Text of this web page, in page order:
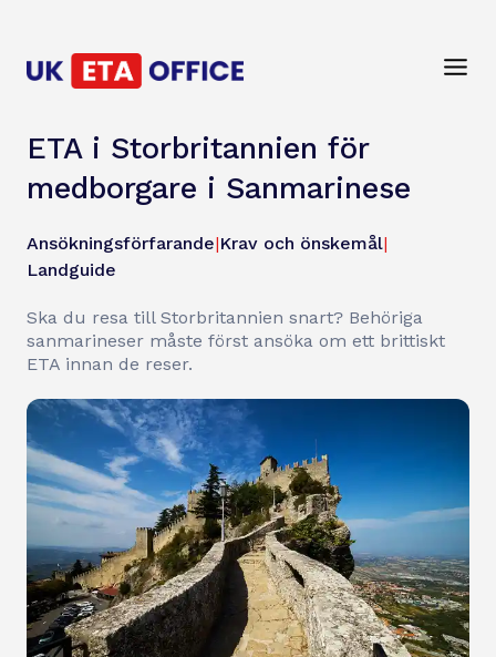
ETA i Storbritannien för
medborgare i Sanmarinese
Ansökningsförfarande|Krav och önskemål|
Landguide
Ska du resa till Storbritannien snart? Behöriga
sanmarineser måste först ansöka om ett brittiskt
ETA innan de reser.